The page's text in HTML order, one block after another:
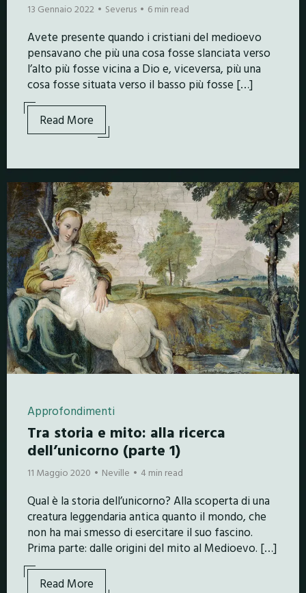
13 Gennaio 2022 Severus 6 min read
Avete presente quando i cristiani del medioevo
pensavano che più una cosa fosse slanciata verso
l’alto più fosse vicina a Dio e, viceversa, più una
cosa fosse situata verso il basso più fosse […]
Read More
Approfondimenti
Tra storia e mito: alla ricerca
dell’unicorno (parte 1)
11 Maggio 2020 Neville 4 min read
Qual è la storia dell’unicorno? Alla scoperta di una
creatura leggendaria antica quanto il mondo, che
non ha mai smesso di esercitare il suo fascino.
Prima parte: dalle origini del mito al Medioevo. […]
Read More